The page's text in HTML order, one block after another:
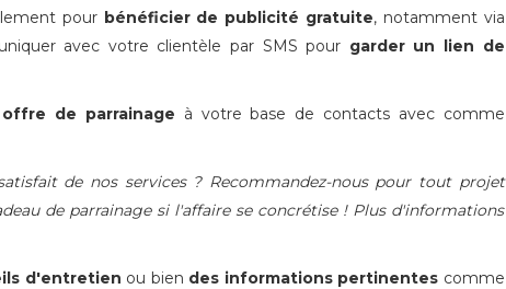
pour bénéficier de publicité gratuite, notamment via
avec votre clientèle par SMS pour garder un lien de
offre de parrainage à votre base de contacts avec comme
de nos services ? Recommandez-nous pour tout projet
de parrainage si l'affaire se concrétise ! Plus d'informations
d'entretien ou bien des informations pertinentes comme